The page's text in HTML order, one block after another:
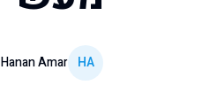
HA
Hanan Amar